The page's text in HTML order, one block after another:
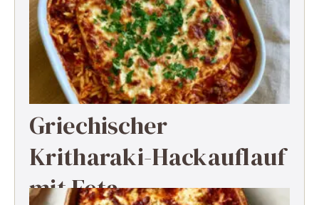
Griechischer
Kritharaki-Hackauflauf
mit Feta